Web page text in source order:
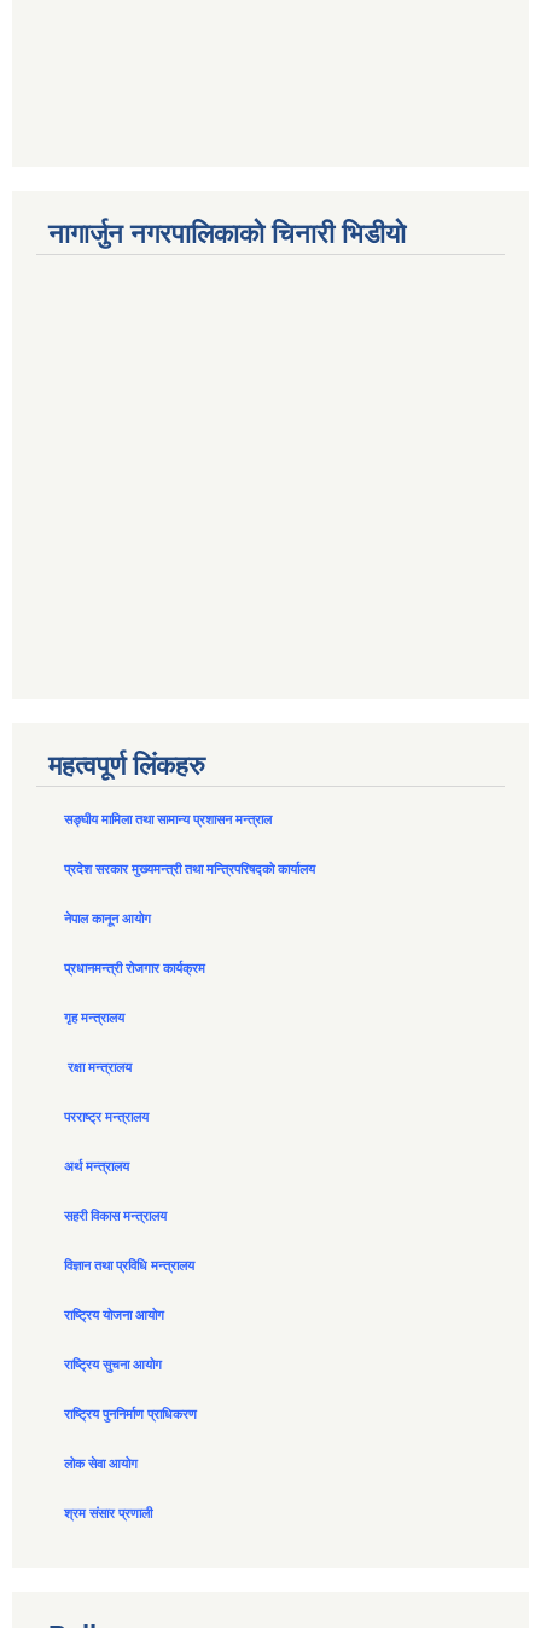
नागार्जुन नगरपालिकाको चिनारी भिडीयो
महत्वपूर्ण लिंकहरु
सङ्घीय मामिला तथा सामान्य प्रशासन मन्त्राल
प्रदेश सरकार मुख्यमन्त्री तथा मन्त्रिपरिषद्को कार्यालय
नेपाल कानून आयोग
प्रधानमन्त्री रोजगार कार्यक्रम
गृह मन्त्रालय
रक्षा मन्त्रालय
परराष्ट्र मन्त्रालय
अर्थ मन्त्रालय
सहरी विकास मन्त्रालय
विज्ञान तथा प्रविधि मन्त्रालय
राष्ट्रिय योजना आयोग
राष्ट्रिय सुचना आयोग
राष्ट्रिय पुननिर्माण प्राधिकरण
लोक सेवा आयोग
श्रम संसार प्रणाली